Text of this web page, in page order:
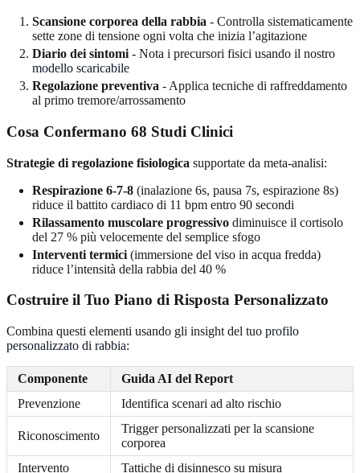
Scansione corporea della rabbia - Controlla sistematicamente
sette zone di tensione ogni volta che inizia l’agitazione
Diario dei sintomi - Nota i precursori fisici usando il nostro
modello scaricabile
Regolazione preventiva - Applica tecniche di raffreddamento
al primo tremore/arrossamento
Cosa Confermano 68 Studi Clinici
Strategie di regolazione fisiologica supportate da meta-analisi:
Respirazione 6-7-8 (inalazione 6s, pausa 7s, espirazione 8s)
riduce il battito cardiaco di 11 bpm entro 90 secondi
Rilassamento muscolare progressivo diminuisce il cortisolo
del 27 % più velocemente del semplice sfogo
Interventi termici (immersione del viso in acqua fredda)
riduce l’intensità della rabbia del 40 %
Costruire il Tuo Piano di Risposta Personalizzato
Combina questi elementi usando gli insight del tuo profilo
personalizzato di rabbia:
Componente
Guida AI del Report
Prevenzione
Identifica scenari ad alto rischio
Riconoscimento
Trigger personalizzati per la scansione
corporea
Intervento
Tattiche di disinnesco su misura